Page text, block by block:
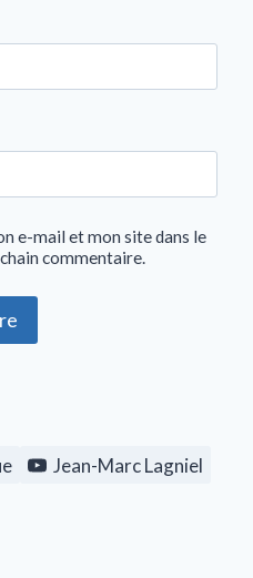
e-mail et mon site dans le
commentaire.
Jean-Marc Lagniel